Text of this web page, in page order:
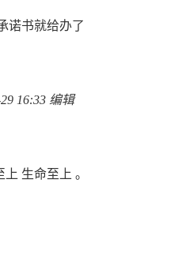
诺书就给办了
16:33 编辑
生命至上 。